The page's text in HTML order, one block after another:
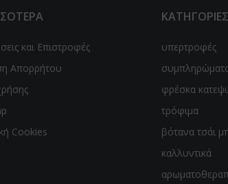
και Επιστροφές
Απορρήτου
Cookies
ΚΑΤΗΓΟΡΙΕΣ
υπερτροφές
φρέσκα
τρόφιμα
βότανα τσάι
καλλυντικά